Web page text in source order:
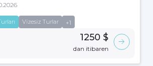
Vizesiz Turlar +1
1250 $
dan itibaren